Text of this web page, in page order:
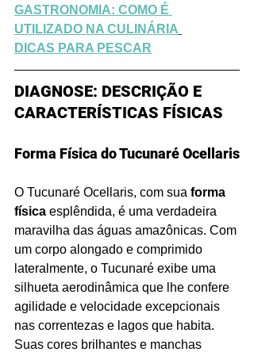
GASTRONOMIA: COMO É
UTILIZADO NA CULINÁRIA
DICAS PARA PESCAR
DIAGNOSE: DESCRIÇÃO E
CARACTERÍSTICAS FÍSICAS
Forma Física do Tucunaré Ocellaris
O Tucunaré Ocellaris, com sua forma
física esplêndida, é uma verdadeira
maravilha das águas amazônicas. Com
um corpo alongado e comprimido
lateralmente, o Tucunaré exibe uma
silhueta aerodinâmica que lhe confere
agilidade e velocidade excepcionais
nas correntezas e lagos que habita.
Suas cores brilhantes e manchas